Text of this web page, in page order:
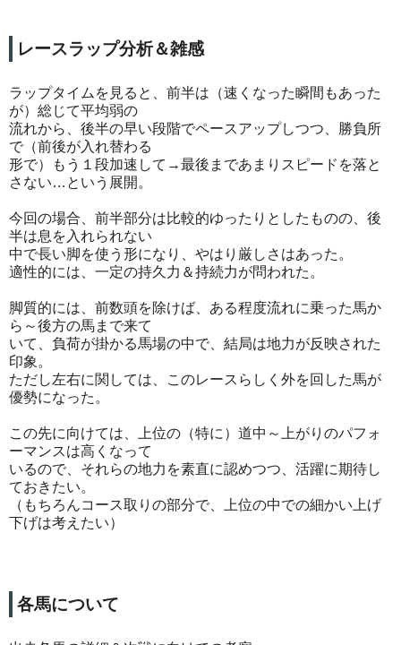
レースラップ分析＆雑感
ラップタイムを見ると、前半は（速くなった瞬間もあった
が）総じて平均弱の
流れから、後半の早い段階でペースアップしつつ、勝負所
で（前後が入れ替わる
形で）もう１段加速して→最後まであまりスピードを落と
さない…という展開。
今回の場合、前半部分は比較的ゆったりとしたものの、後
半は息を入れられない
中で長い脚を使う形になり、やはり厳しさはあった。
適性的には、一定の持久力＆持続力が問われた。
脚質的には、前数頭を除けば、ある程度流れに乗った馬か
ら～後方の馬まで来て
いて、負荷が掛かる馬場の中で、結局は地力が反映された
印象。
ただし左右に関しては、このレースらしく外を回した馬が
優勢になった。
この先に向けては、上位の（特に）道中～上がりのパフォ
ーマンスは高くなって
いるので、それらの地力を素直に認めつつ、活躍に期待し
ておきたい。
（もちろんコース取りの部分で、上位の中での細かい上げ
下げは考えたい）
各馬について